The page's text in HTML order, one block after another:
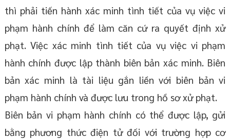
thì phải tiến hành xác minh tình tiết của vụ việc vi
phạm hành chính để làm căn cứ ra quyết định xử
phạt. Việc xác minh tình tiết của vụ việc vi phạm
hành chính được lập thành biên bản xác minh. Biên
bản xác minh là tài liệu gắn liền với biên bản vi
phạm hành chính và được lưu trong hồ sơ xử phạt.
Biên bản vi phạm hành chính có thể được lập, gửi
bằng phương thức điện tử đối với trường hợp cơ